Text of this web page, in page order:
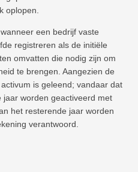
oplopen.
een bedrijf vaste
registreren als de initiële
omvatten die nodig zijn om
te brengen. Aangezien de
is geleend; vandaar dat
worden geactiveerd met
het resterende jaar worden
verantwoord.